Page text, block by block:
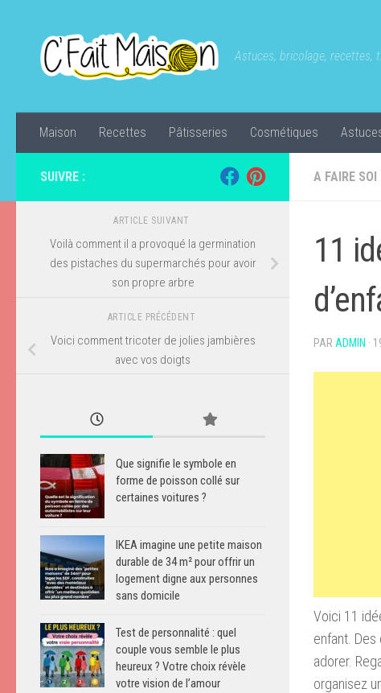
Astuces, bricolage,
Maison Recettes Pâtisseries Cosmétiques
A FAIRE SOI
11
PAR ADMIN ·
Voici 11
enfant.
adorer.
organisez
SUIVRE :
ARTICLE SUIVANT
Voilà comment il a provoqué la germination
des pistaches du supermarchés pour avoir
son propre arbre
ARTICLE PRÉCÉDENT
Voici comment tricoter de jolies jambières
avec vos doigts
Que signifie le symbole en
forme de poisson collé sur
certaines voitures ?
IKEA imagine une petite maison
durable de 34 m² pour offrir un
logement digne aux personnes
sans domicile
Test de personnalité : quel
couple vous semble le plus
heureux ? Votre choix révèle
votre vision de l’amour